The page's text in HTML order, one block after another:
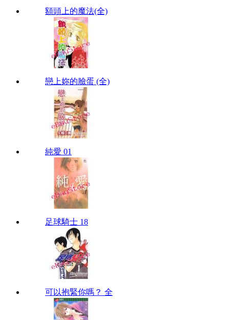
額頭上的魔法(全)
戀上妳的臉蛋 (全)
純愛 01
足球騎士 18
可以抱緊你嗎？ 全